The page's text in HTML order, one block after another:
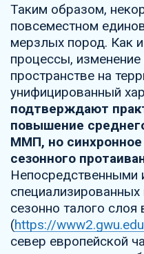
Таким образом,
повсеместном
мерзлых пород. Как
процессы,
пространстве на
унифицированный
подтверждают
повышение
ММП, но
сезонного
Непосредственными
сезонно талого слоя
(https://
север европейской